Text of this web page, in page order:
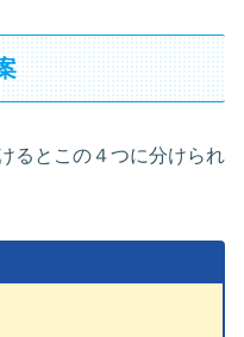
るとこの４つに分けられ